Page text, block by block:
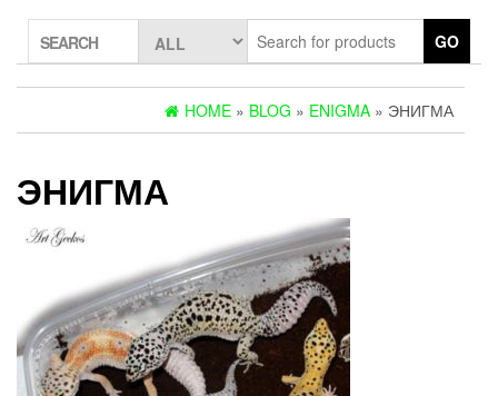
SEARCH GO
HOME » BLOG » ENIGMA » ЭНИГМА
ЭНИГМА